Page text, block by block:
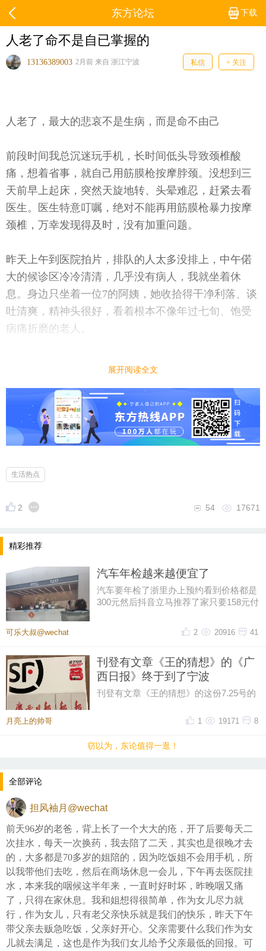
下载
东方论坛
人老了命不是自已掌握的
13136389003 2月前 来自 浙江宁波 私信 + 关注
人老了，最大的悲哀不是生病，而是命不由己
前段时间我总沉迷玩手机，长时间低头导致颈椎酸
痛，想着省事，就自己用筋膜枪按摩脖颈。没想到三
天前早上起床，突然天旋地转、头晕难忍，赶紧去看
医生。医生特意叮嘱，绝对不能再用筋膜枪暴力按摩
颈椎，万幸发现得及时，没有加重问题。
昨天上午到医院拍片，排队的人太多没排上，中午偌
大的候诊区冷冷清清，几乎没有病人，我就坐着休
息。身边只坐着一位7的阿姨，她收拾得干净利落、谈
吐清爽，精神头很好，看着根本不像年过七旬、饱受
病痛折磨的老人。
没人闲聊，我们便坐着攀谈起来，才知道她今年78
阿姨年轻时候，丈夫是供销社的老员工，后来岗位由
儿子顶替，如今儿子月收入三万，条件完全不差。可
晚景最好的年纪，她却过得格外凄凉。
阿姨常年腰椎骨头疼痛，日日受病痛煎熬，真心希望
能做手术根治、减轻痛苦。她自己早早联系好了宁波
儿子、女儿都不支持她手术，总拿“万一手术中风、出
风险怎么办”当借口，死死阻拦。他们从不心疼母亲日
夜骨痛难忍，只一味害怕承担风险、怕后续麻烦，平
日里也极少上门探望陪伴。
一位月入三万、生活优渥的儿子，眼睁睁看着年迈母
亲被病痛折磨，宁愿让她日日忍痛熬着，也不愿签字
让她做手术、拼一次痊愈的机会。我不知道阿姨口中
的子女不孝有没有情绪夸大，老人年纪大了，或许表
达会带有主观情绪，但那份深入骨髓的孤单和无助，
聊完阿姨的遭遇，我瞬间想起我朋友压在心底多年的
执念。
我朋友家里兄弟姐妹一共五六个，他是最小的儿子。
前几年他父亲不幸被车撞倒，事发时刚好有某康复医
院的救护车路过，便就近送进了这家医院。
熟悉的人都清楚，这类康复医院，大多是老人静养度
日、默默熬日子的地方，根本不适合外伤重症康复治
疗。
展开阅读全文
生活热点
2 17671
54
精彩推荐
汽车年检越来越便宜了
汽车要年检了浙里办上预约看到价格都是
300元然后抖音立马推荐了家只要158元付
可乐大叔@wechat 41
20916
2
刊登有文章《王的猜想》的《广
西日报》终于到了宁波
刊登有文章《王的猜想》的这份7.25号的
南宁到了浙江的宁波。2026.7.2
月亮上的帅哥 8
19171
1
窃以为，东论值得一逛！
全部评论
担风袖月@wechat
前天96岁的老爸，背上长了一个大大的疮，开了后要每天二
次挂水，每天一次换药，我去陪了二天，其实也是很晚才去
的，大多都是70多岁的姐陪的，因为吃饭姐不会用手机，所
以我带他们去吃，然后在商场休息一会儿，下午再去医院挂
水，本来我的咽候这半年来，一直时好时坏，昨晚咽又痛
了，只得在家休息。我和姐想得很简单，作为女儿尽力就
行，作为女儿，只有老父亲快乐就是我们的快乐，昨天下午
带父亲去贩急吃饭，父亲好开心。父亲需要什么我们作为女
儿就去满足，这也是作为我们女儿给予父亲最低的回报。可